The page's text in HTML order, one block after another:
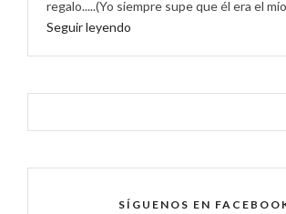
regalo.....(Yo siempre supe que él era el
Seguir leyendo
SÍGUENOS EN